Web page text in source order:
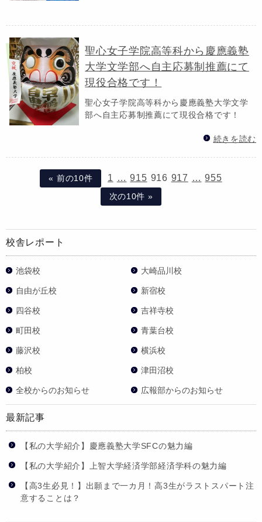
聖心女子学院高等科から慶應義塾
大学文学部へ自主応募制推薦にて
現役合格です！
聖心女子学院高等科から慶應義塾大学文学
部へ自主応募制推薦にて現役合格です！
続きを読む
« 前の10件 1 … 915 916 917 … 955
次の10件 »
校舎レポート
池袋校 大崎品川校
自由が丘校 新宿校
四谷校 吉祥寺校
町田校 青葉台校
藤沢校 横浜校
柏校 津田沼校
全校からのお知らせ 広報部からのお知らせ
最新記事
【私の大学紹介】慶應義塾大学SFCの魅力編
【私の大学紹介】上智大学経済学部経済学科の魅力編
【高3生必見！】出願まで一カ月！高3生がラストスパート注
意することは？